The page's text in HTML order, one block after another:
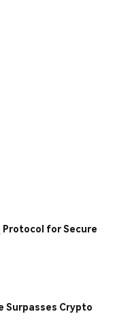
Protocol for Secure
Surpasses Crypto